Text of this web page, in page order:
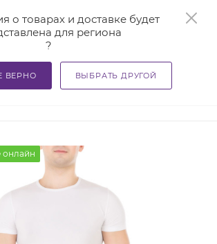
о товарах и доставке будет
для региона
?
ВЕРНО ВЫБРАТЬ ДРУГОЙ
— Бандажи и корсеты — Бандажи
DO501
онлайн